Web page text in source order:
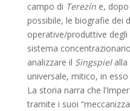
campo di Terezín e,
possibile, le biografie dei
operative/produttive degli
sistema
analizzare il Singspiel
universale, mitico, in
La storia narra che
tramite i suoi